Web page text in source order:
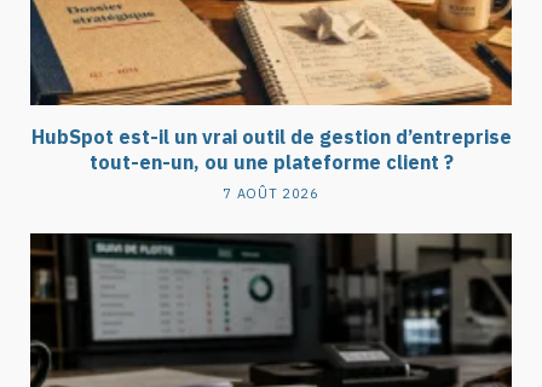
HubSpot est-il un vrai outil de gestion d’entreprise
tout-en-un, ou une plateforme client ?
7 AOÛT 2026